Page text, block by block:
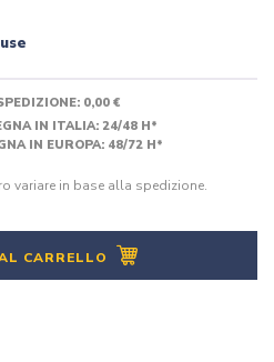
0,00 €
IN ITALIA: 24/48 H*
IN EUROPA: 48/72 H*
variare in base alla spedizione.
CARRELLO